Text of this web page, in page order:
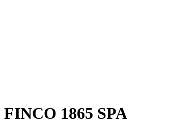
FINCO 1865 SPA